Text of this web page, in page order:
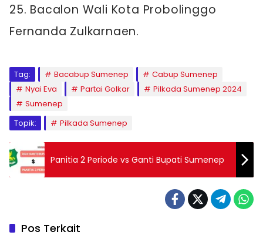
25. Bacalon Wali Kota Probolinggo
Fernanda Zulkarnaen.
Tag: Bacabup Sumenep
Cabup Sumenep
Nyai Eva
Partai Golkar
Pilkada Sumenep 2024
Sumenep
Topik:
Pilkada Sumenep
Panitia 2 Periode vs Ganti Bupati Sumenep
Pos Terkait